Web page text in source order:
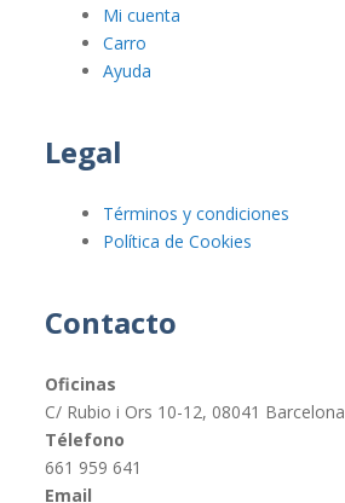
Mi cuenta
Carro
Ayuda
Legal
Términos y condiciones
Política de Cookies
Contacto
Oficinas
C/ Rubio i Ors 10-12, 08041 Barcelona
Télefono
661 959 641
Email